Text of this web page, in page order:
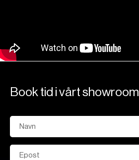
Book tid i vårt showroom